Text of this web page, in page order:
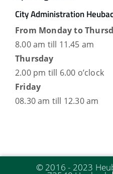
City Administration
From Monday to
8.00 am till 11.45 am
Thursday
2.00 pm till 6.00 o’clock
Friday
08.30 am till 12.30 am
© 2016 - 2023